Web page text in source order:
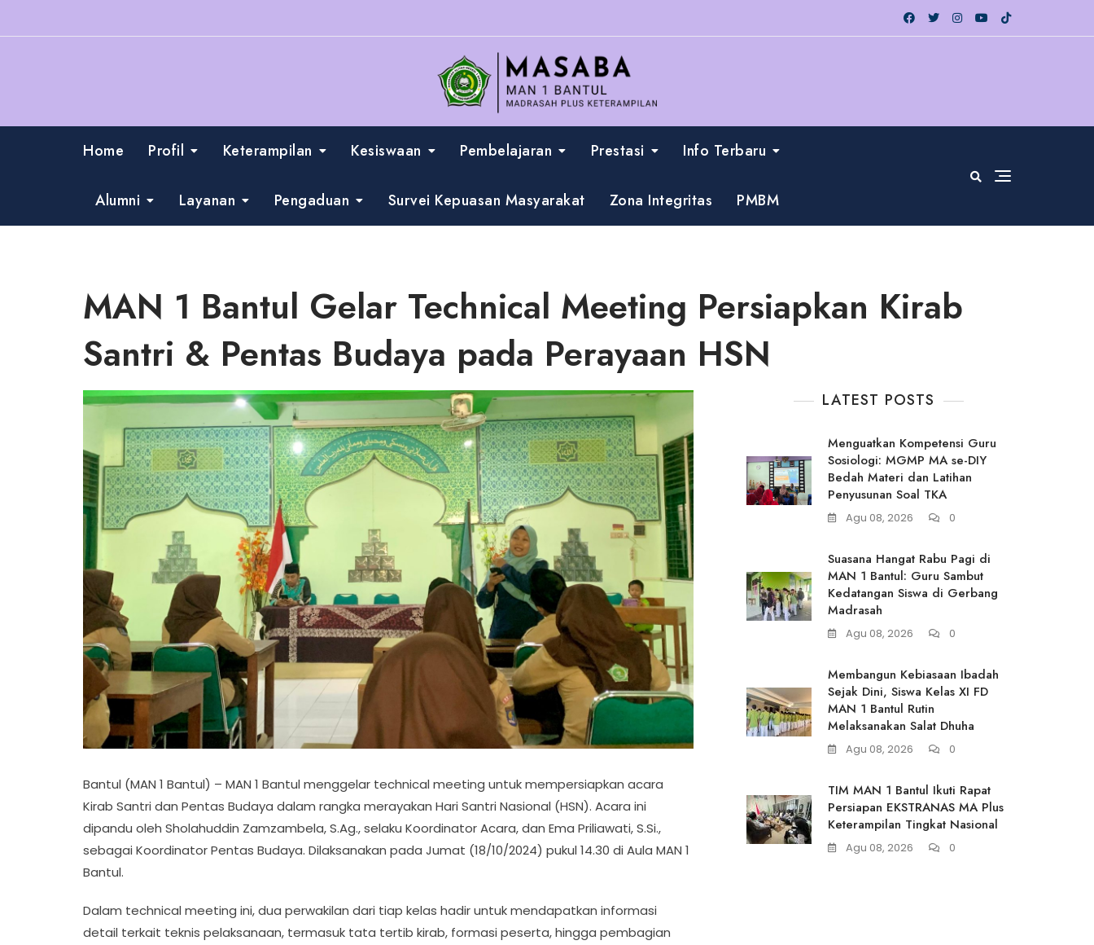
Home Profil Keterampilan Kesiswaan Pembelajaran Prestasi Info Terbaru
Alumni Layanan Pengaduan Survei Kepuasan Masyarakat Zona Integritas PMBM
MAN 1 Bantul Gelar Technical Meeting Persiapkan Kirab
Santri & Pentas Budaya pada Perayaan HSN
Bantul (MAN 1 Bantul) – MAN 1 Bantul menggelar technical meeting untuk mempersiapkan acara
Kirab Santri dan Pentas Budaya dalam rangka merayakan Hari Santri Nasional (HSN). Acara ini
dipandu oleh Sholahuddin Zamzambela, S.Ag., selaku Koordinator Acara, dan Ema Priliawati, S.Si.,
sebagai Koordinator Pentas Budaya. Dilaksanakan pada Jumat (18/10/2024) pukul 14.30 di Aula MAN 1
Bantul.
Dalam technical meeting ini, dua perwakilan dari tiap kelas hadir untuk mendapatkan informasi
detail terkait teknis pelaksanaan, termasuk tata tertib kirab, formasi peserta, hingga pembagian
LATEST POSTS
Menguatkan Kompetensi Guru
Sosiologi: MGMP MA se-DIY
Bedah Materi dan Latihan
Penyusunan Soal TKA
Agu 08, 2026 0
Suasana Hangat Rabu Pagi di
MAN 1 Bantul: Guru Sambut
Kedatangan Siswa di Gerbang
Madrasah
Agu 08, 2026 0
Membangun Kebiasaan Ibadah
Sejak Dini, Siswa Kelas XI FD
MAN 1 Bantul Rutin
Melaksanakan Salat Dhuha
Agu 08, 2026 0
TIM MAN 1 Bantul Ikuti Rapat
Persiapan EKSTRANAS MA Plus
Keterampilan Tingkat Nasional
Agu 08, 2026 0